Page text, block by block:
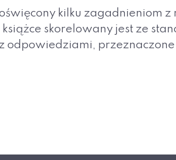
kilku zagadnieniom
skorelowany jest ze